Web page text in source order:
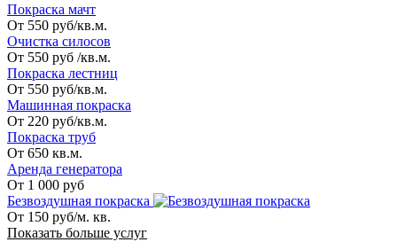
Покраска мачт
От 550 руб/кв.м.
Очистка силосов
От 550 руб /кв.м.
Покраска лестниц
От 550 руб/кв.м.
Машинная покраска
От 220 руб/кв.м.
Покраска труб
От 650 кв.м.
Аренда генератора
От 1 000 руб
Безвоздушная покраска
От 150 руб/м. кв.
Показать больше услуг